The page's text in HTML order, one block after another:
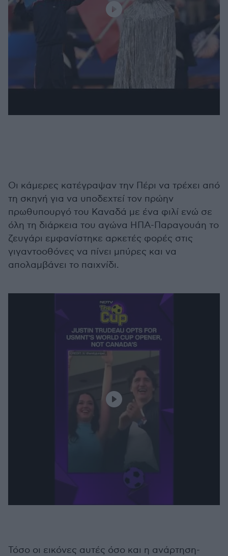
Οι κάμερες κατέγραψαν την Πέρι να τρέχει από
τη σκηνή για να υποδεχτεί τον πρώην
πρωθυπουργό του Καναδά με ένα φιλί ενώ σε
όλη τη διάρκεια του αγώνα ΗΠΑ-Παραγουάη το
ζευγάρι εμφανίστηκε αρκετές φορές στις
γιγαντοοθόνες να πίνει μπύρες και να
απολαμβάνει το παιχνίδι.
Τόσο οι εικόνες αυτές όσο και η ανάρτηση-